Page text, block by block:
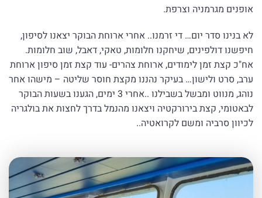
אופנים מגרמניה וצרפת.
לא בנינו סדר יום… די זרמנו.. אחרי ארוחת הבוקר יצאנו לסיפון,
חיפשנו דולפינים, שיחקנו חלומות, טאקי, דאבל, שוב חלומות.
אח"כ קצת זמן לימודים, ארוחת צהרים- עוד קצת זמן סיפון ארוחת
ערב, סרט ולישון… בעיקר נהננו מקצת חוסר שליטה – מישהו אחר
נוהג, מנווט ומבשל בשבילנו ..אחרי 3 ימים, הגענו בשעות הבוקר
לבאטומי, קצת בירורקטיה ויצאנו מהנמל בדרך לחצות את בולגריה
לכיוון סרביה ומשם לקרואטיה..